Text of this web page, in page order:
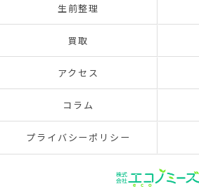
生前整理
買取
アクセス
コラム
プライバシーポリシー